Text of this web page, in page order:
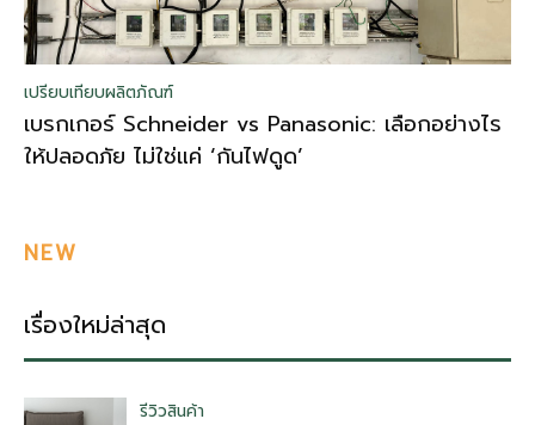
เปรียบเทียบผลิตภัณฑ์
เบรกเกอร์ Schneider vs Panasonic: เลือกอย่างไร
ให้ปลอดภัย ไม่ใช่แค่ ‘กันไฟดูด’
NEW
เรื่องใหม่ล่าสุด
รีวิวสินค้า